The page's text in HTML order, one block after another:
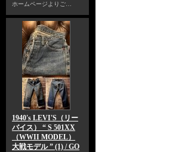
ホームページよりご…
1940's LEVI'S（リー
バイス） “ S 501XX
（WWII MODEL）
大戦モデル ” (1) / GO